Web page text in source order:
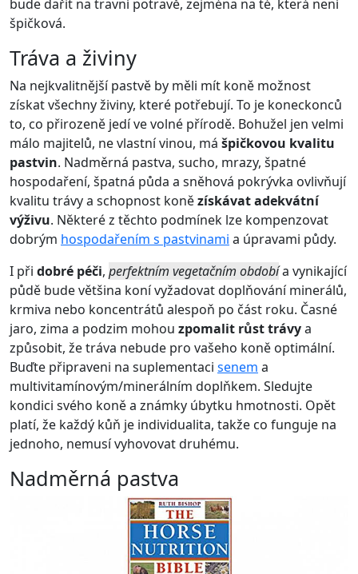
bude dařit na travní potravě, zejména na té, která není
špičková.
Tráva a živiny
Na nejkvalitnější pastvě by měli mít koně možnost
získat všechny živiny, které potřebují. To je koneckonců
to, co přirozeně jedí ve volné přírodě. Bohužel jen velmi
málo majitelů, ne vlastní vinou, má špičkovou kvalitu
pastvin. Nadměrná pastva, sucho, mrazy, špatné
hospodaření, špatná půda a sněhová pokrývka ovlivňují
kvalitu trávy a schopnost konězískávat adekvátní
výživu. Některé z těchto podmínek lze kompenzovat
dobrým hospodařením s pastvinami a úpravami půdy.
I při dobré péči, perfektním vegetačním obdobía vynikající
půdě bude většina koní vyžadovat doplňování minerálů,
krmiva nebo koncentrátů alespoň po část roku. Časné
jaro, zima a podzim mohou zpomalit růst trávya
způsobit, že tráva nebude pro vašeho koně optimální.
Buďte připraveni na suplementaci senem a
multivitamínovým/minerálním doplňkem. Sledujte
kondici svého koně a známky úbytku hmotnosti. Opět
platí, že každý kůň je individualita, takže co funguje na
jednoho, nemusí vyhovovat druhému.
Nadměrná pastva